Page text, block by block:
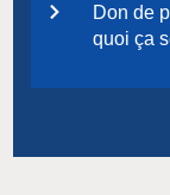
Don de
quoi ça